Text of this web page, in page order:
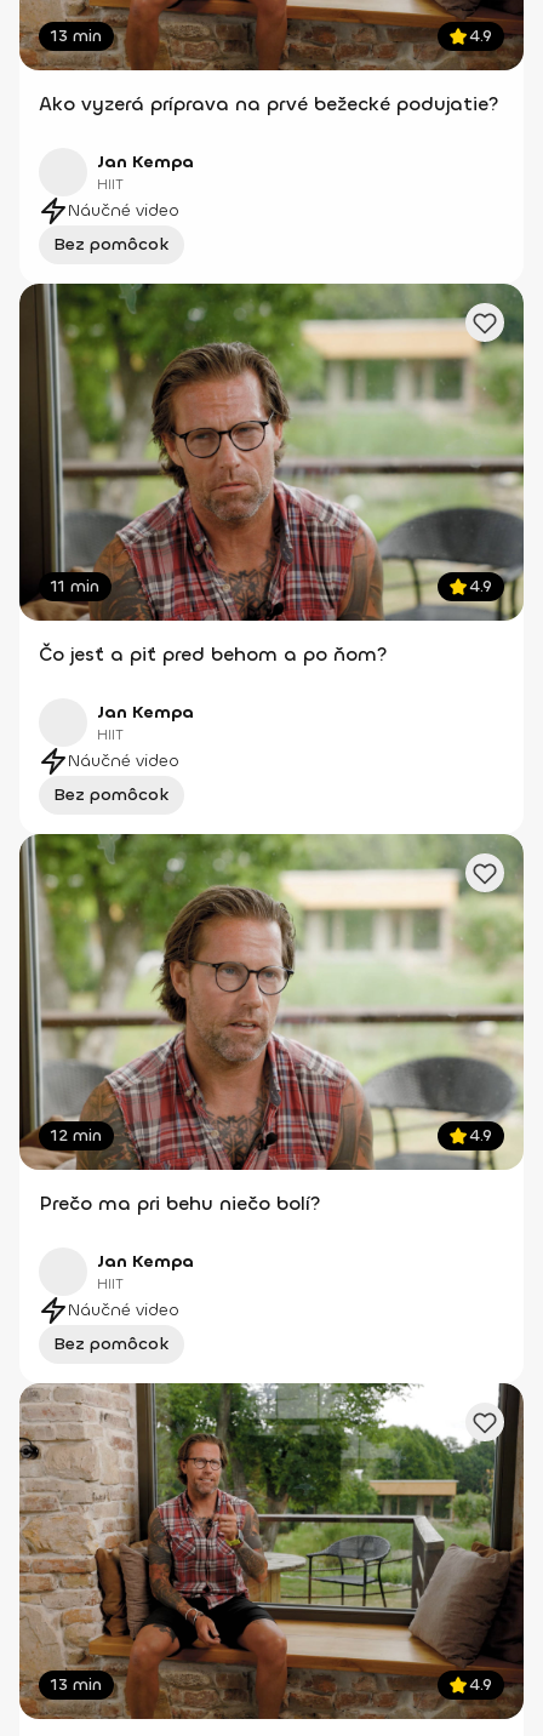
13 min 4.9
Ako vyzerá príprava na prvé bežecké podujatie?
Jan Kempa
HIIT
Náučné video
Bez pomôcok
11 min 4.9
Čo jesť a piť pred behom a po ňom?
Jan Kempa
HIIT
Náučné video
Bez pomôcok
12 min 4.9
Prečo ma pri behu niečo bolí?
Jan Kempa
HIIT
Náučné video
Bez pomôcok
13 min 4.9